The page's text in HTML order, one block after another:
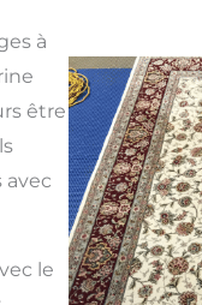
à
être
avec
le